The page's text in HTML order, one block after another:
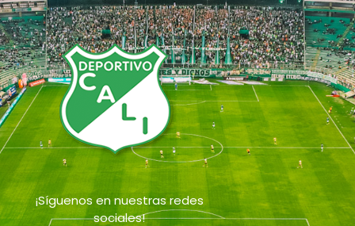
¡Síguenos en nuestras redes
sociales!